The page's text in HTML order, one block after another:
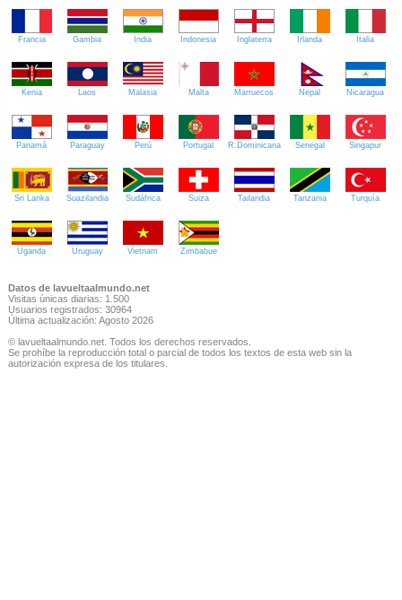
Francia Gambia India Indonesia Inglaterra Irlanda Italia
Kenia Laos Malasia Malta Marruecos Nepal Nicaragua
Panamá Paraguay Perú Portugal R.Dominicana Senegal Singapur
Sri Lanka Suazilandia Sudáfrica Suiza Tailandia Tanzania Turquía
Uganda Uruguay Vietnam Zimbabue
Datos de lavueltaalmundo.net
Visitas únicas diarias: 1.500
Usuarios registrados: 30964
Última actualización: Agosto 2026
© lavueltaalmundo.net. Todos los derechos reservados.
Se prohíbe la reproducción total o parcial de todos los textos de esta web sin la
autorización expresa de los titulares.